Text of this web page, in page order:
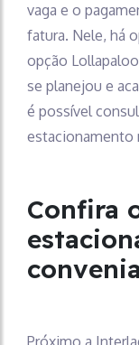
vaga e o
fatura. Nele, há
opção
se planejou e
é possível
estacionamento
Confira